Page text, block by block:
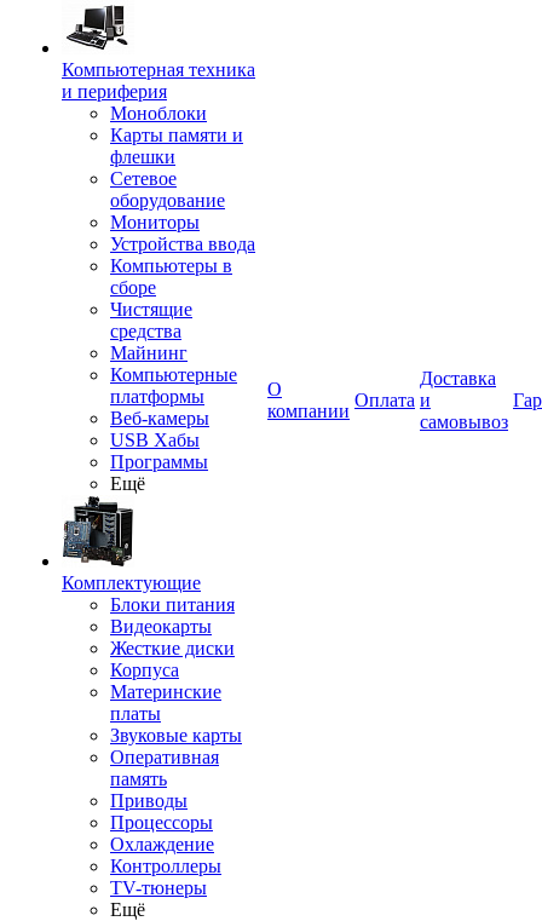
Компьютерная техника
и периферия
Моноблоки
Карты памяти и
флешки
Сетевое
оборудование
Мониторы
Устройства ввода
Компьютеры в
сборе
Чистящие
средства
Майнинг
Компьютерные
платформы
Веб-камеры
USB Хабы
Программы
Ещё
Комплектующие
Блоки питания
Видеокарты
Жесткие диски
Корпуса
Материнские
платы
Звуковые карты
Оперативная
память
Приводы
Процессоры
Охлаждение
Контроллеры
TV-тюнеры
Ещё
О
компании
Оплата
Доставка
и
самовывоз